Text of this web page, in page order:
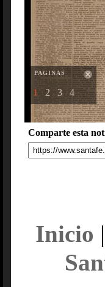
PAGINAS
1 2 3 4
Comparte esta
Inicio |